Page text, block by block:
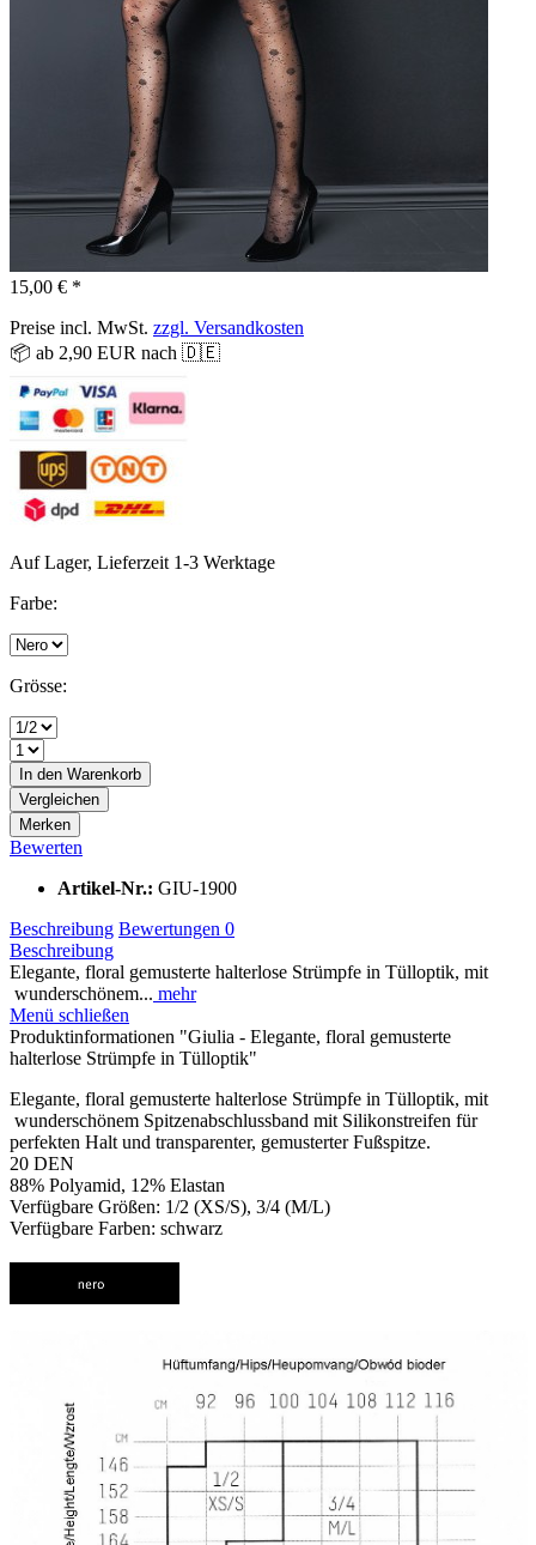
15,00 € *
Preise incl. MwSt. zzgl. Versandkosten
📦 ab 2,90 EUR nach 🇩🇪
Auf Lager, Lieferzeit 1-3 Werktage
Farbe:
Grösse:
In den Warenkorb
Vergleichen
Merken
Bewerten
Artikel-Nr.: GIU-1900
Beschreibung Bewertungen 0
Beschreibung
Elegante, floral gemusterte halterlose Strümpfe in Tülloptik, mit
wunderschönem... mehr
Menü schließen
Produktinformationen "Giulia - Elegante, floral gemusterte
halterlose Strümpfe in Tülloptik"
Elegante, floral gemusterte halterlose Strümpfe in Tülloptik, mit
wunderschönem Spitzenabschlussband mit Silikonstreifen für
perfekten Halt und transparenter, gemusterter Fußspitze.
20 DEN
88% Polyamid, 12% Elastan
Verfügbare Größen: 1/2 (XS/S), 3/4 (M/L)
Verfügbare Farben: schwarz